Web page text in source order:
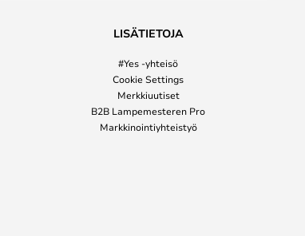
LISÄTIETOJA
#Yes -yhteisö
Cookie Settings
Merkkiuutiset
B2B Lampemesteren Pro
Markkinointiyhteistyö